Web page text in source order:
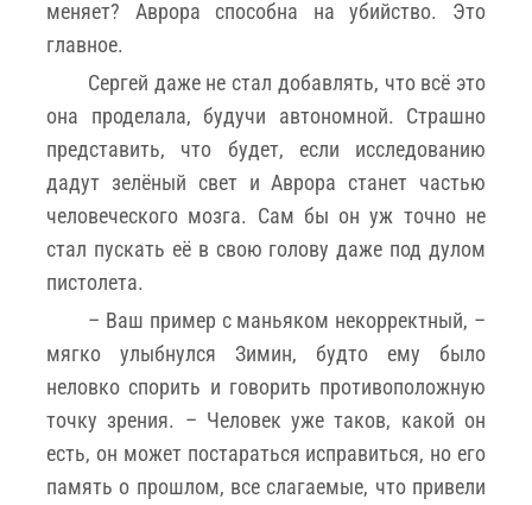
меняет? Аврора способна на убийство. Это
главное.
Сергей даже не стал добавлять, что всё это
она проделала, будучи автономной. Страшно
представить, что будет, если исследованию
дадут зелёный свет и Аврора станет частью
человеческого мозга. Сам бы он уж точно не
стал пускать её в свою голову даже под дулом
пистолета.
– Ваш пример с маньяком некорректный, –
мягко улыбнулся Зимин, будто ему было
неловко спорить и говорить противоположную
точку зрения. – Человек уже таков, какой он
есть, он может постараться исправиться, но его
память о прошлом, все слагаемые, что привели